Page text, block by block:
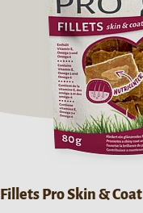
Fillets Pro Skin & Coat